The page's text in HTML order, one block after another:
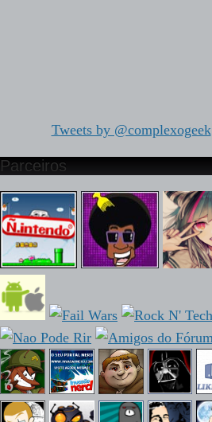
Tweets by @complexogeek
Parceiros